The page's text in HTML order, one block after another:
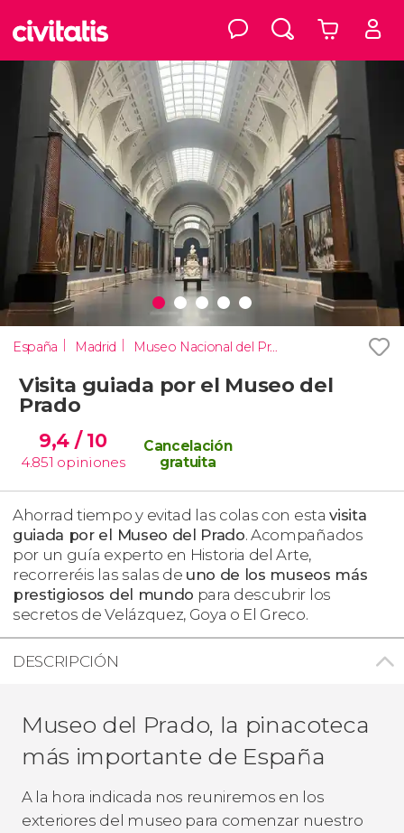
España Madrid Museo Nacional del Prado
Visita guiada por el Museo del
Prado
9,4 / 10
4.851 opiniones
Cancelación
gratuita
Ahorrad tiempo y evitad las colas con estavisita
guiada por el Museo del Prado. Acompañados
por un guía experto en Historia del Arte,
recorreréis las salas de uno de los museos más
prestigiosos del mundo para descubrir los
secretos de Velázquez, Goya o El Greco.
DESCRIPCIÓN
Museo del Prado, la pinacoteca
más importante de España
A la hora indicada nos reuniremos en los
exteriores del museo para comenzar nuestro